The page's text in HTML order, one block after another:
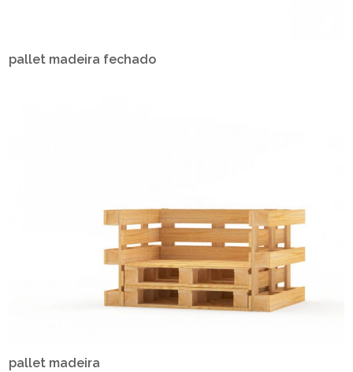
pallet madeira fechado
pallet madeira